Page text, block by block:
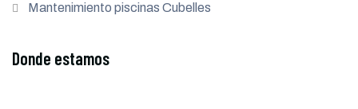
Mantenimiento piscinas Cubelles
Donde estamos